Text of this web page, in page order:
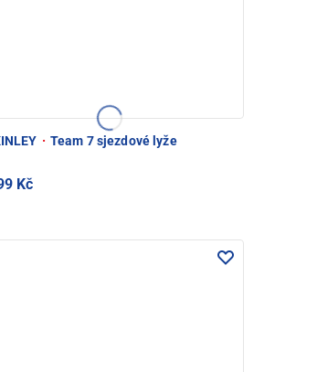
· Team 7 sjezdové lyže
Kč